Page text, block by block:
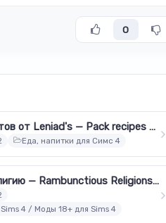
0
Пак рецептов от Leniad's — Pack recipes by Leniad's (28.02.2021)
Еда, напитки для Симс 4
Мод на религию — Rambunctious Religions Mod 1.1 (15.06.2022)
4 / Моды 18+ для Sims 4